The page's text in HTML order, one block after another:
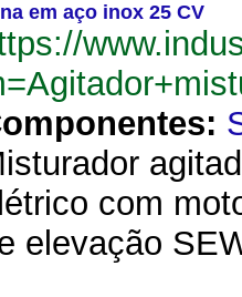
em aço inox 25 CV
com
elevação